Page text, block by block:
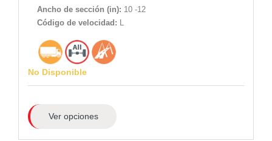
Ancho de sección (in): 10 -12
Código de velocidad: L
No Disponible
Ver opciones